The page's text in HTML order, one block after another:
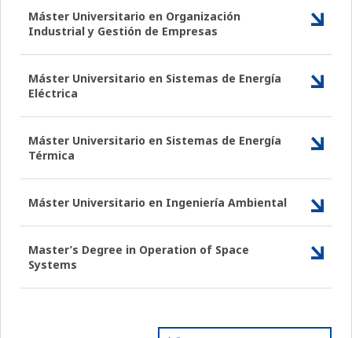
Máster Universitario en Organización
Industrial y Gestión de Empresas
Máster Universitario en Sistemas de Energía
Eléctrica
Máster Universitario en Sistemas de Energía
Térmica
Máster Universitario en Ingeniería Ambiental
Master’s Degree in Operation of Space
Systems